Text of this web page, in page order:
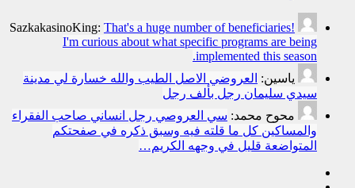
SazkakasinoKing: That's a huge number of beneficiaries!
I'm curious about what specific programs are being
implemented this season.
ياسين: العروضي الاصل الطيب والله خسارة لي مدينة
سيدي سليمان رجل بألف رجل
محوح محمد: سي العروصي رجل انساني صاحب الفقراء
والمساكين كل ما قلته فيه وسبق ذكره في صفحتكم
المتواضعة قليل في وجهه الكريم…